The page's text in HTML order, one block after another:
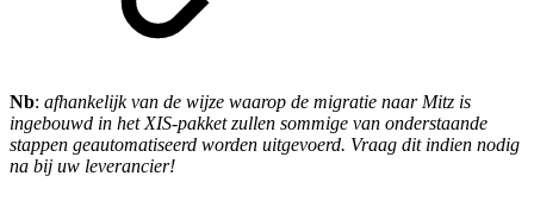
Nb: afhankelijk van de wijze waarop de migratie naar Mitz is
ingebouwd in het XIS-pakket zullen sommige van onderstaande
stappen geautomatiseerd worden uitgevoerd. Vraag dit indien nodig
na bij uw leverancier!